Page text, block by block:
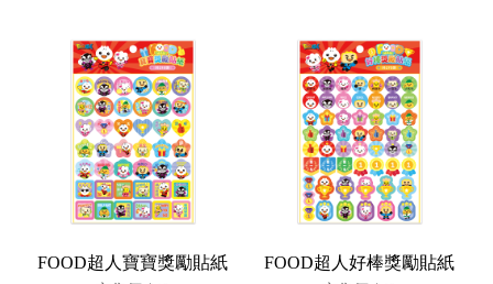
FOOD超人寶寶獎勵貼紙 FOOD超人好棒獎勵貼紙